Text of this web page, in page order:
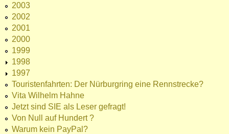
2003
2002
2001
2000
1999
1998
1997
Touristenfahrten: Der Nürburgring eine Rennstrecke?
Vita Wilhelm Hahne
Jetzt sind SIE als Leser gefragt!
Von Null auf Hundert ?
Warum kein PayPal?